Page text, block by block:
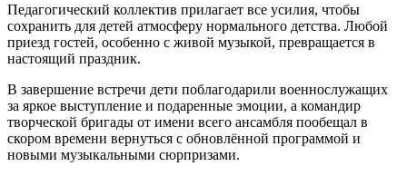
Педагогический коллектив прилагает все усилия, чтобы
сохранить для детей атмосферу нормального детства. Любой
приезд гостей, особенно с живой музыкой, превращается в
настоящий праздник.
В завершение встречи дети поблагодарили военнослужащих
за яркое выступление и подаренные эмоции, а командир
творческой бригады от имени всего ансамбля пообещал в
скором времени вернуться с обновлённой программой и
новыми музыкальными сюрпризами.